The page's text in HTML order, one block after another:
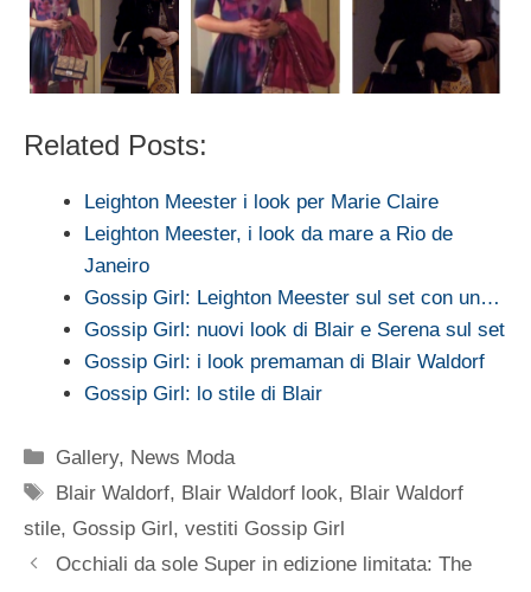
Related Posts:
Leighton Meester i look per Marie Claire
Leighton Meester, i look da mare a Rio de
Janeiro
Gossip Girl: Leighton Meester sul set con un…
Gossip Girl: nuovi look di Blair e Serena sul set
Gossip Girl: i look premaman di Blair Waldorf
Gossip Girl: lo stile di Blair
Categorie
Gallery, News Moda
Tag
Blair Waldorf, Blair Waldorf look, Blair Waldorf
stile, Gossip Girl, vestiti Gossip Girl
Occhiali da sole Super in edizione limitata: The